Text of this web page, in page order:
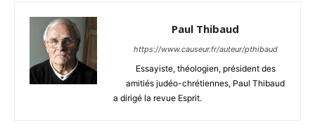
Paul Thibaud
https://www.causeur.fr/auteur/pthibaud
Essayiste, théologien, président des
amitiés judéo-chrétiennes, Paul Thibaud
a dirigé la revue Esprit.